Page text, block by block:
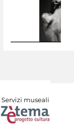
Servizi museali